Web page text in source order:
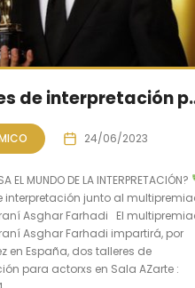
Talleres de
24/06/2023
EL MUNDO DE LA INTERPRETACIÓN?
interpretación junto al
Asghar Farhadi El
Asghar Farhadi impartirá, por
en España, dos talleres de
para actorxs en Sala AZarte :